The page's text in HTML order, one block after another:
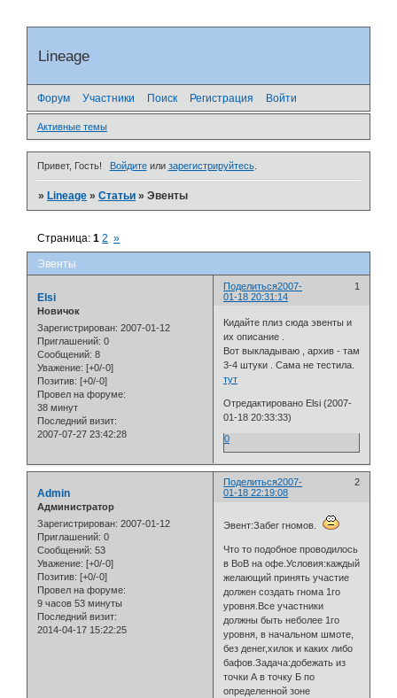
Lineage
Форум Участники Поиск Регистрация Войти
Активные темы
Привет, Гость! Войдитеили зарегистрируйтесь.
»Lineage »Статьи »Эвенты
Эвенты
Страница:1 2 »
Поделиться 1
2007-
01-18 20:31:14
Elsi
Новичок
Зарегистрирован: 2007-01-12
Приглашений: 0
Сообщений: 8
Уважение: [+0/-0]
Позитив: [+0/-0]
Провел на форуме:
38 минут
Последний визит:
2007-07-27 23:42:28
Кидайте плиз сюда эвенты и
их описание .
Вот выкладываю , архив - там
3-4 штуки . Сама не тестила.
тут
Отредактировано Elsi (2007-
01-18 20:33:33)
0
Поделиться 2
2007-
01-18 22:19:08
Admin
Администратор
Зарегистрирован: 2007-01-12
Приглашений: 0
Сообщений: 53
Уважение: [+0/-0]
Позитив: [+0/-0]
Провел на форуме:
9 часов 53 минуты
Последний визит:
2014-04-17 15:22:25
Эвент:Забег гномов.
Что то подобное проводилось
в ВоВ на офе.Условия:каждый
желающий принять участие
должен создать гнома 1го
уровня.Все участники
должны быть неболее 1го
уровня, в начальном шмоте,
без денег,хилок и каких либо
бафов.Задача:добежать из
точки А в точку Б по
определенной зоне